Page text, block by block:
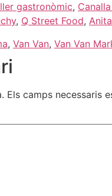
gastronòmic,
, Q Street Food,
, Van Van, Van Van
Els camps necessaris